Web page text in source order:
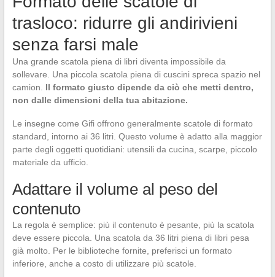
trasloco: ridurre gli andirivieni
senza farsi male
Una grande scatola piena di libri diventa impossibile da
sollevare. Una piccola scatola piena di cuscini spreca spazio nel
camion. Il formato giusto dipende da ciò che metti dentro,
non dalle dimensioni della tua abitazione.
Le insegne come Gifi offrono generalmente scatole di formato
standard, intorno ai 36 litri. Questo volume è adatto alla maggior
parte degli oggetti quotidiani: utensili da cucina, scarpe, piccolo
materiale da ufficio.
Adattare il volume al peso del
contenuto
La regola è semplice: più il contenuto è pesante, più la scatola
deve essere piccola. Una scatola da 36 litri piena di libri pesa
già molto. Per le biblioteche fornite, preferisci un formato
inferiore, anche a costo di utilizzare più scatole.